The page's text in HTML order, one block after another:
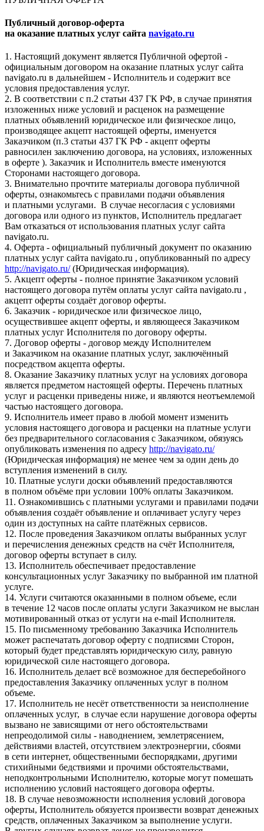
Публичный договор-оферта
на оказание платных услуг сайта navigato.ru
1. Настоящий документ является Публичной офертой -
официальным договором на оказание платных услуг сайта
navigato.ru в дальнейшем - Исполнитель и содержит все
условия предоставления услуг.
2. В соответствии с п.2 статьи 437 ГК РФ, в случае принятия
изложенных ниже условий и расценок на размещение
платных объявлений юридическое или физическое лицо,
производящее акцепт настоящей оферты, именуется
Заказчиком (п.3 статьи 437 ГК РФ - акцепт оферты
равносилен заключению договора, на условиях, изложенных
в оферте ). Заказчик и Исполнитель вместе именуются
Сторонами настоящего договора.
3. Внимательно прочтите материалы договора публичной
оферты, ознакомьтесь с правилами подачи объявления
и платными услугами. В случае несогласия с условиями
договора или одного из пунктов, Исполнитель предлагает
Вам отказаться от использования платных услуг сайта
navigato.ru.
4. Оферта - официальный публичный документ по оказанию
платных услуг сайта navigato.ru , опубликованный по адресу
http://navigato.ru/(Юридическая информация).
5. Акцепт оферты - полное принятие Заказчиком условий
настоящего договора путём оплаты услуг сайта navigato.ru ,
акцепт оферты создаёт договор оферты.
6. Заказчик - юридическое или физическое лицо,
осуществившее акцепт оферты, и являющееся Заказчиком
платных услуг Исполнителя по договору оферты.
7. Договор оферты - договор между Исполнителем
и Заказчиком на оказание платных услуг, заключённый
посредством акцепта оферты.
8. Оказание Заказчику платных услуг на условиях договора
является предметом настоящей оферты. Перечень платных
услуг и расценки приведены ниже, и являются неотъемлемой
частью настоящего договора.
9. Исполнитель имеет право в любой момент изменить
условия настоящего договора и расценки на платные услуги
без предварительного согласования с Заказчиком, обязуясь
опубликовать изменения по адресу http://navigato.ru/
(Юридическая информация) не менее чем за один день до
вступления изменений в силу.
10. Платные услуги доски объявлений предоставляются
в полном объёме при условии 100% оплаты Заказчиком.
11. Ознакомившись с платными услугами и правилами подачи
объявления создаёт объявление и оплачивает услугу через
один из доступных на сайте платёжных сервисов.
12. После проведения Заказчиком оплаты выбранных услуг
и перечисления денежных средств на счёт Исполнителя,
договор оферты вступает в силу.
13. Исполнитель обеспечивает предоставление
консультационных услуг Заказчику по выбранной им платной
услуге.
14. Услуги считаются оказанными в полном объеме, если
в течение 12 часов после оплаты услуги Заказчиком не выслан
мотивированный отказ от услуги на e-mail Исполнителя.
15. По письменному требованию Заказчика Исполнитель
может распечатать договор оферту с подписями Сторон,
который будет представлять юридическую силу, равную
юридической силе настоящего договора.
16. Исполнитель делает всё возможное для бесперебойного
предоставления Заказчику оплаченных услуг в полном
объеме.
17. Исполнитель не несёт ответственности за неисполнение
оплаченных услуг, в случае если нарушение договора оферты
вызвано не зависящими от него обстоятельствами
непреодолимой силы - наводнением, землетрясением,
действиями властей, отсутствием электроэнергии, сбоями
в сети интернет, общественными беспорядками, другими
стихийными бедствиями и прочими обстоятельствами,
неподконтрольными Исполнителю, которые могут помешать
исполнению условий настоящего договора оферты.
18. В случае невозможности исполнения условий договора
оферты, Исполнитель обязуется произвести возврат денежных
средств, оплаченных Заказчиком за выполнение услуги.